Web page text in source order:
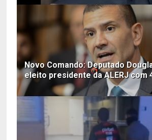
Novo Comando: Deputado
eleito presidente da ALERJ com